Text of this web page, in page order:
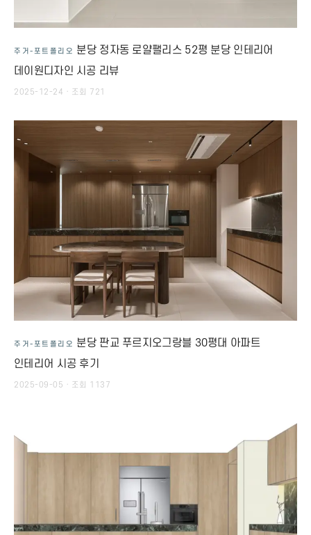
주거-포트폴리오 분당 정자동 로얄팰리스 52평 분당 인테리어
데이원디자인 시공 리뷰
2025-12-24 · 조회 721
주거-포트폴리오 분당 판교 푸르지오그랑블 30평대 아파트
인테리어 시공 후기
2025-09-05 · 조회 1137